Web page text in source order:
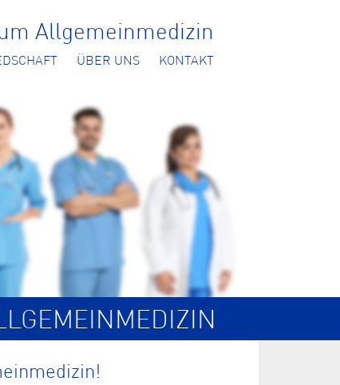
Allgemeinmedizin
ÜBER UNS KONTAKT